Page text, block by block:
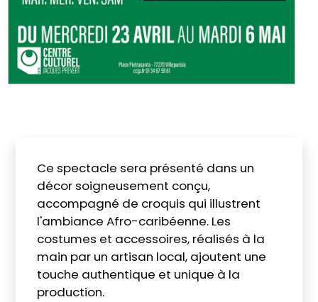
Ce spectacle sera présenté dans un
décor soigneusement conçu,
accompagné de croquis qui illustrent
l'ambiance Afro-caribéenne. Les
costumes et accessoires, réalisés à la
main par un artisan local, ajoutent une
touche authentique et unique à la
production.